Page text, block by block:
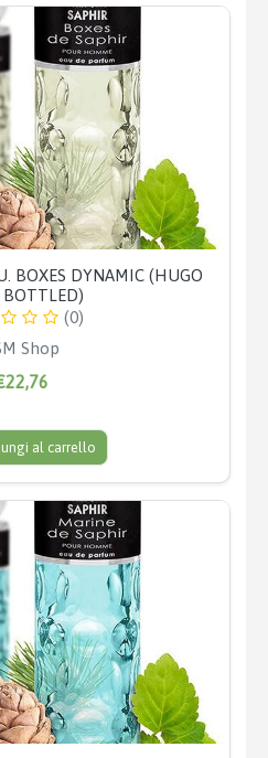
BOXES DYNAMIC (HUGO
BOTTLED)
(0)
Shop
al carrello